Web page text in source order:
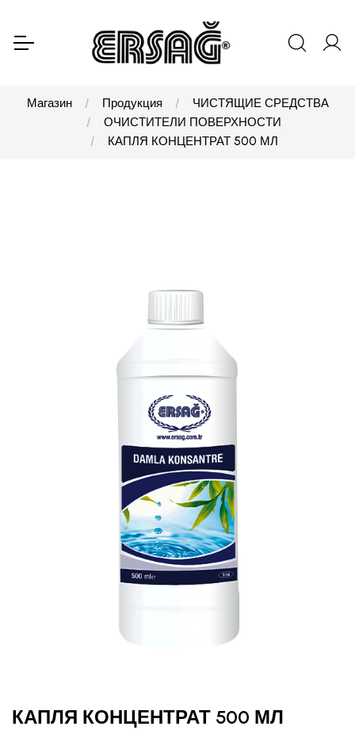
Магазин Продукция
ЧИСТЯЩИЕ СРЕДСТВА
ОЧИСТИТЕЛИ ПОВЕРХНОСТИ
КАПЛЯ КОНЦЕНТРАТ 500 МЛ
КАПЛЯ КОНЦЕНТРАТ 500 МЛ